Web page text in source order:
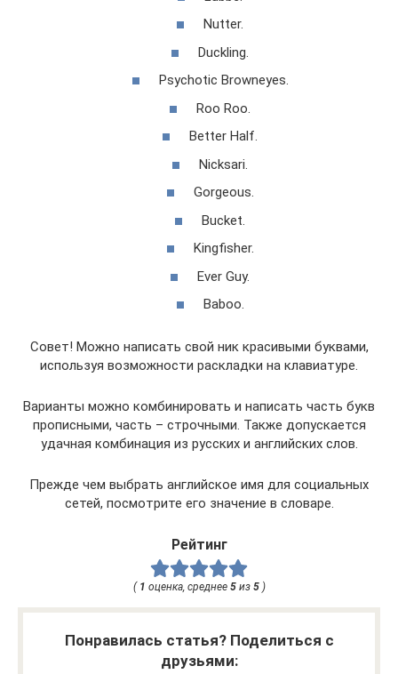
Nutter.
Duckling.
Psychotic Browneyes.
Roo Roo.
Better Half.
Nicksari.
Gorgeous.
Bucket.
Kingfisher.
Ever Guy.
Baboo.
Совет! Можно написать свой ник красивыми буквами,
используя возможности раскладки на клавиатуре.
Варианты можно комбинировать и написать часть букв
прописными, часть – строчными. Также допускается
удачная комбинация из русских и английских слов.
Прежде чем выбрать английское имя для социальных
сетей, посмотрите его значение в словаре.
Рейтинг
( 1 оценка, среднее 5из 5)
Понравилась статья? Поделиться с
друзьями: